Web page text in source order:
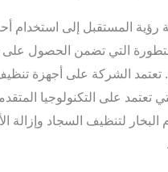
المستقبل إلى استخدام
التي تضمن الحصول على
الشركة على أجهزة
تعتمد على التكنولوجيا
البخار لتنظيف السجاد وإزالة